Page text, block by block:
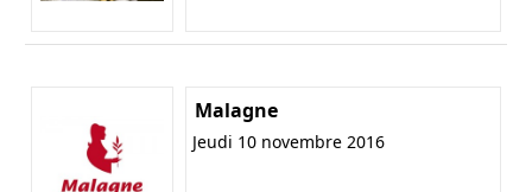
Malagne
Jeudi 10 novembre 2016